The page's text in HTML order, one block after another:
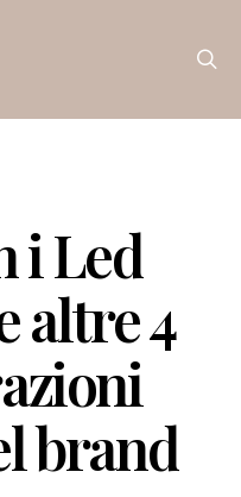
i Led
altre 4
brand